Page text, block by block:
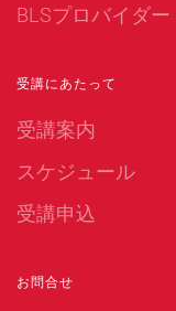
BLSプロバイダー
受講にあたって
受講案内
スケジュール
受講申込
お問合せ